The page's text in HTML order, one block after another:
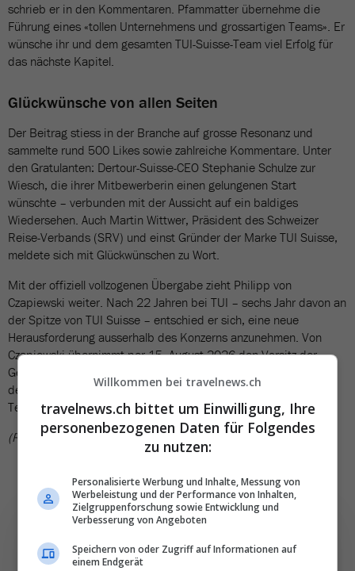
schrieb er in den Kommentaren. Pfammatter übernehme die
Führung eines «tollen Unternehmens und grossartigen Teams». Er
wünsche ihr und dem gesamten TUI-Suisse-Team viel Erfolg für
das nächste Kapitel.
Glückwünsche von allen Seiten
Der Beitrag stiess in der Branche auf grosse Resonanz und
sammelte rund 500 Likes sowie zahlreiche Kommentare. Unter
den Gratulanten: Dertour-Suisse-CEO Stephanie Schulze zur
Wiesch, die ihrer Mitbewerberin einen gelungenen Start
wünschte – verbunden mit der Aussicht auf ein baldiges
Wiedersehen. Auch Martin Wittwer, Präsident des Schweizer
Reise-Verbands (SRV) und einst Gründer der Marke TUI Suisse,
meldete sich mit Glückwünschen zu Wort.
Mit der offiziell vollzogenen Übergabe zieht Philipp von
Czapiewski weiter. Nach 22 Jahren bei TUI – sechs Jahr davon an
der Spitze von TUI Suisse – entschied er sich, eine neue
Herausforderung ausserhalb des Konzerns anzunehmen. Von
Czapiewski übernimmt per 15. August 2026 den Vorsitz der
Geschäftsführung der DSR Hotel Holding, der Hotelgesellschaft
der Dertour Group. Er hat sich am vergangenen Freitag vom
Team der TUI Suisse verabschiedet.
(RSU)
Willkommen bei travelnews.ch
travelnews.ch bittet um Einwilligung, Ihre
personenbezogenen Daten für Folgendes
zu nutzen:
Personalisierte Werbung und Inhalte, Messung von
Werbeleistung und der Performance von Inhalten,
Zielgruppenforschung sowie Entwicklung und
Verbesserung von Angeboten
Speichern von oder Zugriff auf Informationen auf
einem Endgerät